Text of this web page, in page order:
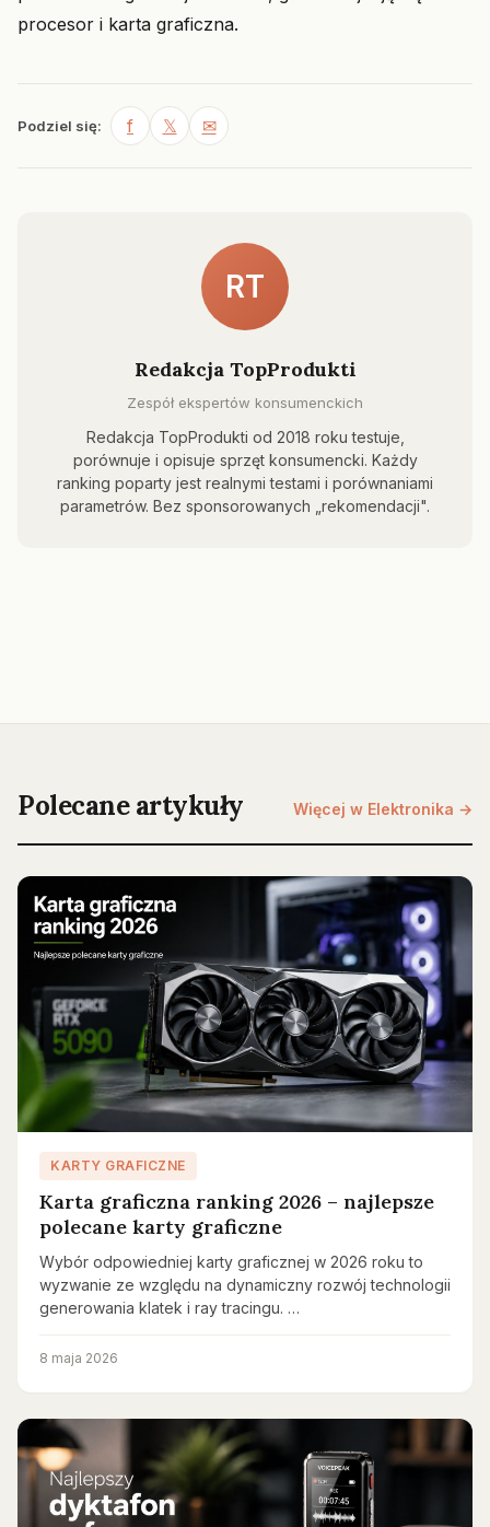
procesor i karta graficzna.
Podziel się: f 𝕏 ✉
RT
Redakcja TopProdukti
Zespół ekspertów konsumenckich
Redakcja TopProdukti od 2018 roku testuje,
porównuje i opisuje sprzęt konsumencki. Każdy
ranking poparty jest realnymi testami i porównaniami
parametrów. Bez sponsorowanych „rekomendacji".
Polecane artykuły Więcej w Elektronika →
KARTY GRAFICZNE
Karta graficzna ranking 2026 – najlepsze
polecane karty graficzne
Wybór odpowiedniej karty graficznej w 2026 roku to
wyzwanie ze względu na dynamiczny rozwój technologii
generowania klatek i ray tracingu. …
8 maja 2026